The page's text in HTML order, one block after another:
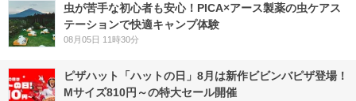
虫が苦手な初心者も安心！PICA×アース製薬の虫ケアス
テーションで快適キャンプ体験
08月05日 11時30分
ピザハット「ハットの日」8月は新作ビビンバピザ登場！
Mサイズ810円～の特大セール開催